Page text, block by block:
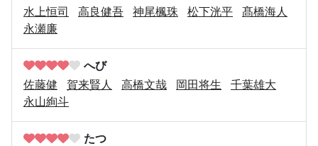
水上恒司
高良健吾 神尾楓珠 松下洸平
髙橋海人
永瀬廉
へび
佐藤健
賀来賢人 高橋文哉 岡田将生
千葉雄大
永山絢斗
たつ